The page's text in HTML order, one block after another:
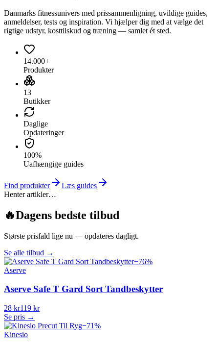
Danmarks fitnessunivers med prissammenligning, uvildige guides,
anmeldelser, tests og inspiration. Vi hjælper dig med at vælge det
rigtige udstyr, kosttilskud og træning — samlet ét sted.
14.000+
Produkter
13
Butikker
Daglige
Opdateringer
100%
Uafhængige guides
Find produkter
Læs guides
Henter artikler…
🔥Dagens bedste tilbud
Største prisfald lige nu — opdateres dagligt.
Se alle tilbud →
−76%
Aserve
Aserve Safe T Gard Sort Tandbeskytter
28 kr119 kr
Se pris →
−71%
Kinesio